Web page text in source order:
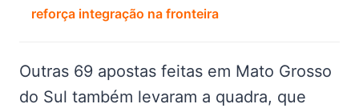
reforça integração na fronteira
Outras 69 apostas feitas em Mato Grosso
do Sul também levaram a quadra, que